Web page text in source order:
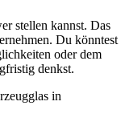
stellen kannst. Das
Du könntest
oder dem
denkst.
in